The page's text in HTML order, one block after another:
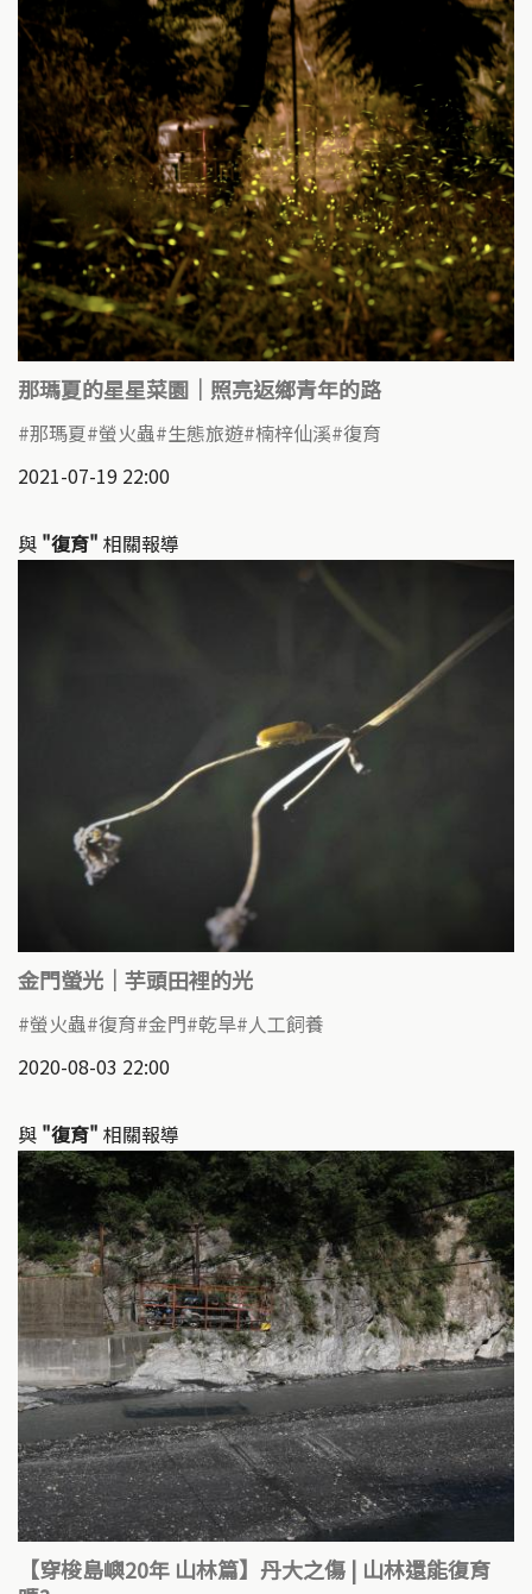
那瑪夏的星星菜園｜照亮返鄉青年的路
那瑪夏 螢火蟲 生態旅遊 楠梓仙溪 復育
2021-07-19 22:00
與 "復育" 相關報導
金門螢光｜芋頭田裡的光
螢火蟲 復育 金門 乾旱 人工飼養
2020-08-03 22:00
與 "復育" 相關報導
【穿梭島嶼20年 山林篇】丹大之傷 | 山林還能復育